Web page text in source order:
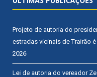
Projeto de autoria do
estradas vicinais de Trairão
2026
Lei de autoria do vereador